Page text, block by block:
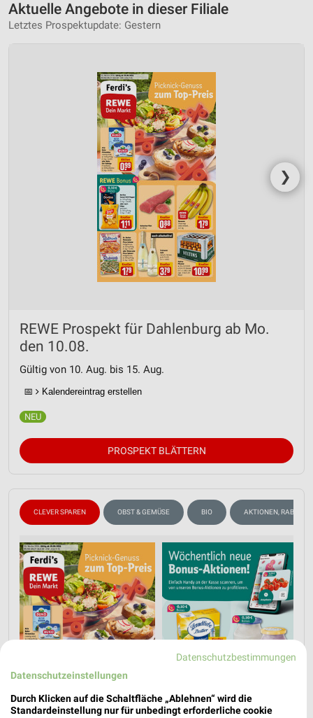
Aktuelle Angebote in dieser Filiale
Letztes Prospektupdate: Gestern
❯
REWE Prospekt für Dahlenburg ab Mo.
den 10.08.
Gültig von 10. Aug. bis 15. Aug.
📅 Kalendereintrag erstellen
PROSPEKT BLÄTTERN
CLEVER SPAREN OBST & GEMÜSE BIO AKTIONEN, RABATTE
Datenschutzbestimmungen
Datenschutzeinstellungen
Durch Klicken auf die Schaltfläche „Ablehnen“ wird die
Standardeinstellung nur für unbedingt erforderliche cookie